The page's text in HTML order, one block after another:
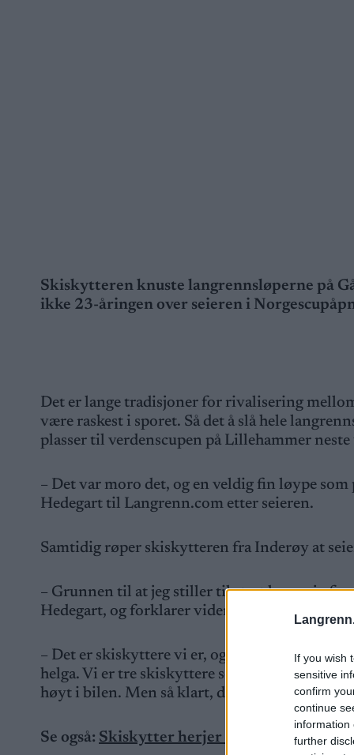
If you wish
sensitive
confirm
continue
information
further
Skiskytteren knuste langrennsløperne på
ikke 23-åringen over seieren i
Det er lange tradisjoner for rivalisering
være raskest i sporet. Så det å slå hele
plasser til verdenscupen på Lillehammer
– Det var moro det, og en veldig fin løype som
Hedegart til Langrenn.com etter seieren.
Samtidig røper skiskytteren fra Inderøy at
– Grunnen til at jeg stiller til start her, er jo
Hedegart, og forklarer videre:
– Det er skiskyttere vi er, og det er jo ikke til å
helga. Vi er tre skiskyttere som dro hit (til
høyt i bilen. Men så klart, det er sykt artig at
Se også: Skiskytter herjer med